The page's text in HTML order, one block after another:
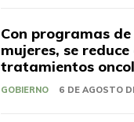
Con programas
mujeres, se
tratamientos
GOBIERNO 6 DE AGOSTO